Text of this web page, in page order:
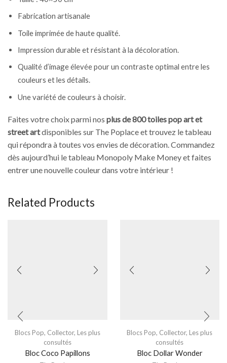
Fabrication artisanale
Toile imprimée de haute qualité.
Impression durable et résistant à la décoloration.
Qualité d’image élevée pour un contraste optimal entre les
couleurs et les détails.
Une variété de couleurs à choisir.
Faites votre choix parmi nos plus de 800 toiles pop art et
street artdisponibles sur The Poplace et trouvez le tableau
qui répondra à toutes vos envies de décoration. Commandez
dès aujourd’hui le tableau Monopoly Make Money et faites
entrer une nouvelle couleur dans votre intérieur !
Related Products
Blocs Pop, Collector, Les plus
consultés
Bloc Coco Papillons
Blocs Pop, Collector, Les plus
consultés
Bloc Dollar Wonder